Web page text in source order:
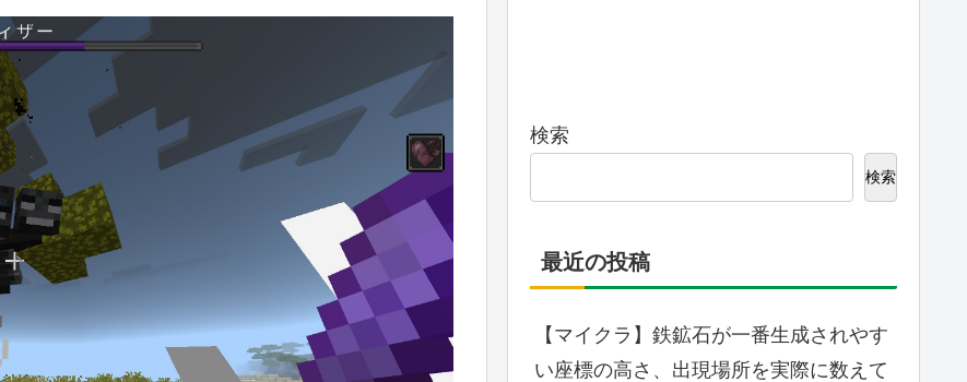
検索
検索
最近の投稿
【マイクラ】鉄鉱石が一番生成されやす
い座標の高さ、出現場所を実際に数えて